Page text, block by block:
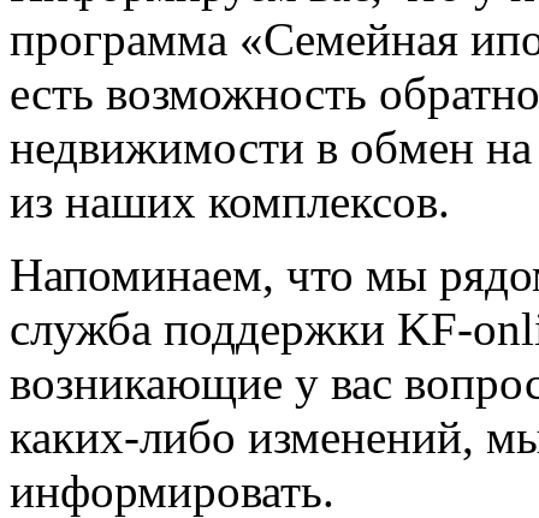
программа «Семейная
есть возможность
недвижимости в обмен
из наших комплексов.
Напоминаем, что мы
служба поддержки KF-
возникающие у вас
каких-либо изменений,
информировать.